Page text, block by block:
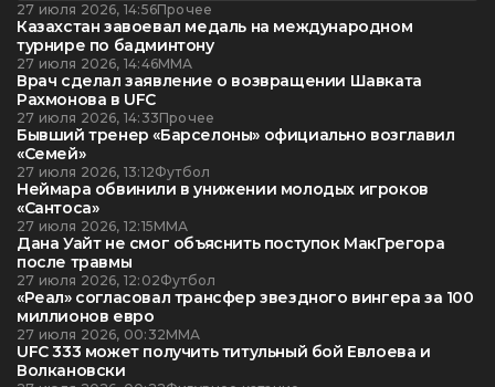
27 июля 2026, 14:56Прочее
Казахстан завоевал медаль на международном
турнире по бадминтону
27 июля 2026, 14:46ММА
Врач сделал заявление о возвращении Шавката
Рахмонова в UFC
27 июля 2026, 14:33Прочее
Бывший тренер «Барселоны» официально возглавил
«Семей»
27 июля 2026, 13:12Футбол
Неймара обвинили в унижении молодых игроков
«Сантоса»
27 июля 2026, 12:15ММА
Дана Уайт не смог объяснить поступок МакГрегора
после травмы
27 июля 2026, 12:02Футбол
«Реал» согласовал трансфер звездного вингера за 100
миллионов евро
27 июля 2026, 00:32ММА
UFC 333 может получить титульный бой Евлоева и
Волкановски